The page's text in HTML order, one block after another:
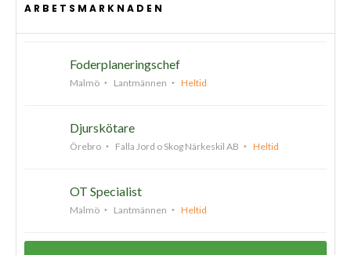
ARBETSMARKNADEN
Foderplaneringschef
Malmö Lantmännen Heltid
Djurskötare
Örebro Falla Jord o Skog Närkeskil AB Heltid
OT Specialist
Malmö Lantmännen Heltid